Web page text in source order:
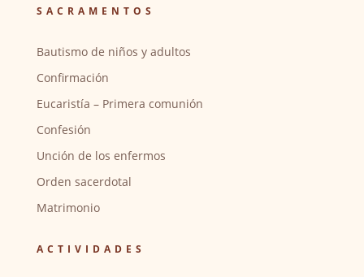
SACRAMENTOS
Bautismo de niños y adultos
Confirmación
Eucaristía – Primera comunión
Confesión
Unción de los enfermos
Orden sacerdotal
Matrimonio
ACTIVIDADES